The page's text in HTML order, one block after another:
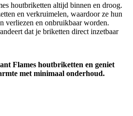
houtbriketten altijd binnen en droog.
en verkruimelen, waardoor ze hun
verliezen en onbruikbaar worden.
dat je briketten direct inzetbaar
Flames houtbriketten en geniet
met minimaal onderhoud.